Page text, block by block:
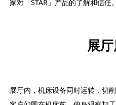
家对「STAR」产品的了解和信任。
展
展厅内，机床设备同时运转，切